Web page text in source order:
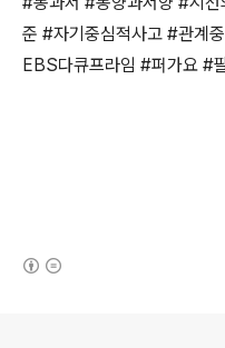
준 #자기중심적사고 #관계
EBS다큐프라임 #퍼가요 #